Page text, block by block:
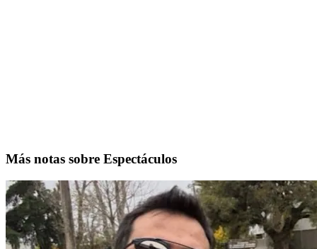
Más notas sobre Espectáculos